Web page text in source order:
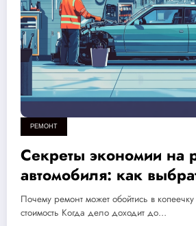
РЕМОНТ
Секреты экономии на
автомобиля: как
качественные услуги
ненужных затрат
Почему ремонт может обойтись в
стоимость Когда дело доходит до…